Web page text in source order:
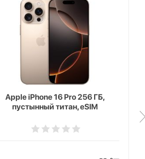
Apple iPhone 16 Pro 256 ГБ,
пустынный титан, eSIM